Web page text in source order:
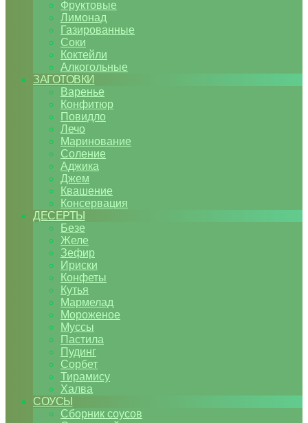
Фруктовые
Лимонад
Газированные
Соки
Коктейли
Алкогольные
ЗАГОТОВКИ
Варенье
Конфитюр
Повидло
Лечо
Маринование
Соление
Аджика
Джем
Квашение
Консервация
ДЕСЕРТЫ
Безе
Желе
Зефир
Ириски
Конфеты
Кутья
Мармелад
Мороженое
Муссы
Пастила
Пудинг
Сорбет
Тирамису
Халва
СОУСЫ
Сборник соусов